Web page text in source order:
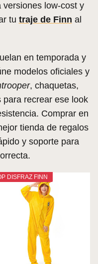
low-cost y
tu traje de Finn al
en temporada y
modelos oficiales y
, chaquetas,
para recrear ese look
Comprar en
tienda de regalos
y soporte para
DISFRAZ FINN